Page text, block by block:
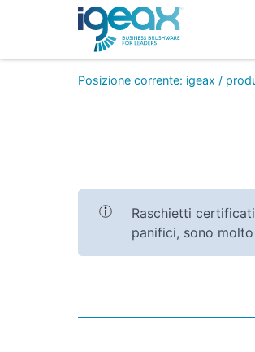
Posizione corrente: igeax /
Raschietti
panifici, sono